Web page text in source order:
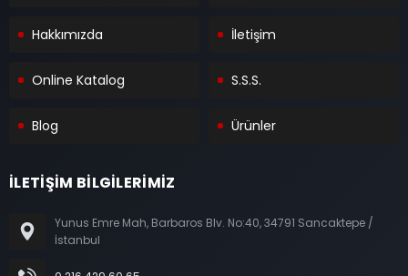
Hakkımızda İletişim
Online Katalog S.S.S.
Blog Ürünler
İLETİŞİM BİLGİLERİMİZ
Yunus Emre Mah, Barbaros Blv. No:40, 34791 Sancaktepe /
İstanbul